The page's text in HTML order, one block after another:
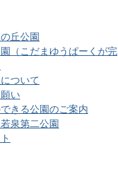
丘公園
（こだまゆうぱーくが完
ついて
い
きる公園のご案内
泉第二公園